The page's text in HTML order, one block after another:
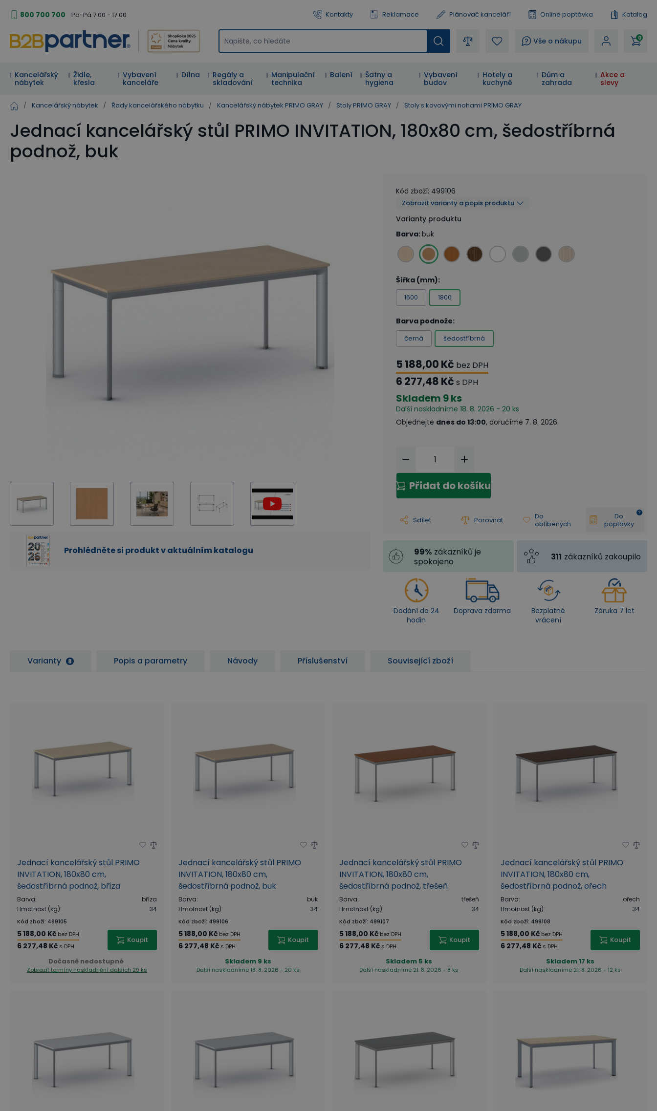
800 700 700 Po-Pá 7:00 - 17:00 Kontakty Reklamace Plánovač kanceláří Online poptávka Katalog
? Vše o nákupu 0
Kancelářský
nábytek
Židle,
křesla
Vybavení
kanceláře
Dílna
Regály a
skladování
Manipulační
technika
Balení
Šatny a
hygiena
Vybavení
budov
Hotely a
kuchyně
Dům a
zahrada
Akce a
slevy
/ Kancelářský nábytek / Řady kancelářského nábytku / Kancelářský nábytek PRIMO GRAY / Stoly PRIMO GRAY / Stoly s kovovými nohami PRIMO GRAY
Jednací kancelářský stůl PRIMO INVITATION, 180x80 cm, šedostříbrná
podnož, buk
Prohlédněte si produkt v aktuálním katalogu
Kód zboží: 499106
Zobrazit varianty a popis produktu
Varianty produktu
Barva:buk
Šířka (mm):
1600 1800
Barva podnože:
černá šedostříbrná
5 188,00 Kč bez DPH
6 277,48 Kč s DPH
Skladem 9 ks
Další naskladníme 18. 8. 2026 - 20 ks
Objednejte dnes do 13:00, doručíme 7. 8. 2026
Přidat do košíku
Sdílet Porovnat
Do
oblíbených
Do
poptávky
99% zákazníků je
spokojeno
311 zákazníků zakoupilo
Dodání do 24
hodin
Doprava zdarma
Bezplatné
vrácení
Záruka 7 let
Varianty 8 Popis a parametry Návody Příslušenství Související zboží
Jednací kancelářský stůl PRIMO
INVITATION, 180x80 cm,
šedostříbrná podnož, bříza
Barva:
bříza
Hmotnost (kg): 34
Kód zboží: 499105
5 188,00 Kč bez DPH
6 277,48 Kč s DPH
Koupit
Dočasně nedostupné
Zobrazit termíny naskladnění dalších 29 ks
Jednací kancelářský stůl PRIMO
INVITATION, 180x80 cm,
šedostříbrná podnož, buk
Barva:
buk
Hmotnost (kg): 34
Kód zboží: 499106
5 188,00 Kč bez DPH
6 277,48 Kč s DPH
Koupit
Skladem 9 ks
Další naskladníme 18. 8. 2026 - 20 ks
Jednací kancelářský stůl PRIMO
INVITATION, 180x80 cm,
šedostříbrná podnož, třešeň
Barva:
třešeň
Hmotnost (kg): 34
Kód zboží: 499107
5 188,00 Kč bez DPH
6 277,48 Kč s DPH
Koupit
Skladem 5 ks
Další naskladníme 21. 8. 2026 - 8 ks
Jednací kancelářský stůl PRIMO
INVITATION, 180x80 cm,
šedostříbrná podnož, ořech
Barva:
ořech
Hmotnost (kg): 34
Kód zboží: 499108
5 188,00 Kč bez DPH
6 277,48 Kč s DPH
Koupit
Skladem17 ks
Další naskladníme 21. 8. 2026 - 12 ks